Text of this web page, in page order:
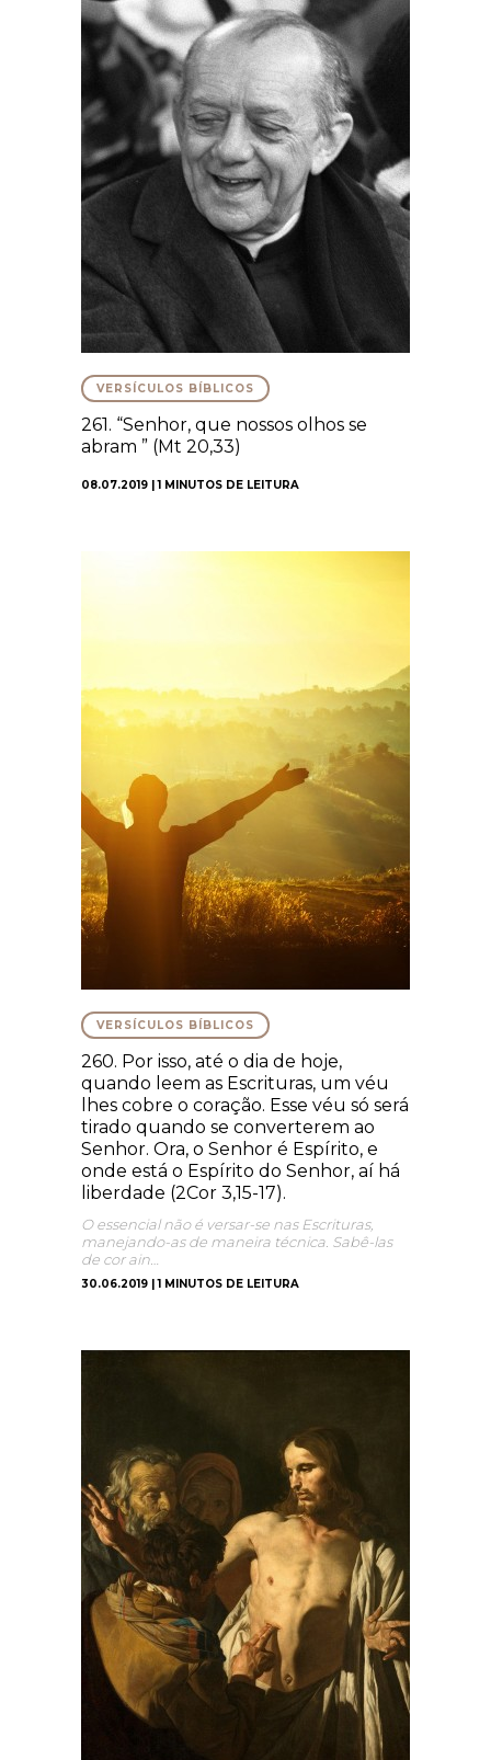
VERSÍCULOS BÍBLICOS
261. “Senhor, que nossos olhos se
abram ” (Mt 20,33)
08.07.2019 | 1 MINUTOS DE LEITURA
VERSÍCULOS BÍBLICOS
260. Por isso, até o dia de hoje,
quando leem as Escrituras, um véu
lhes cobre o coração. Esse véu só será
tirado quando se converterem ao
Senhor. Ora, o Senhor é Espírito, e
onde está o Espírito do Senhor, aí há
liberdade (2Cor 3,15-17).
O essencial não é versar-se nas Escrituras,
manejando-as de maneira técnica. Sabê-las
de cor ain…
30.06.2019 | 1 MINUTOS DE LEITURA